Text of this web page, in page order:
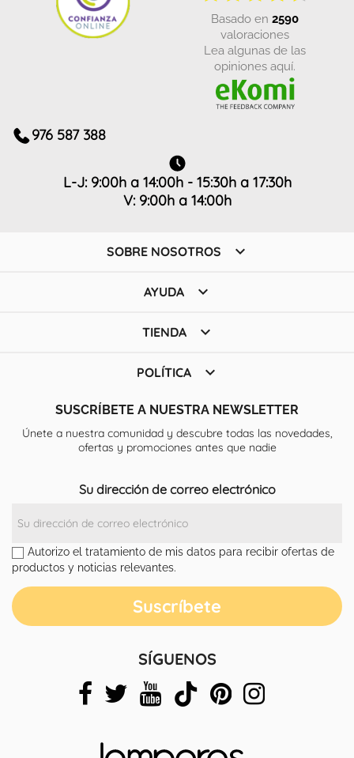
basado en 2590
valoraciones
Lea algunas de las
opiniones aquí.
976 587 388
L-J: 9:00h a 14:00h - 15:30h a 17:30h
V: 9:00h a 14:00h
SOBRE NOSOTROS 
AYUDA 
TIENDA 
POLÍTICA 
SUSCRÍBETE A NUESTRA NEWSLETTER
Únete a nuestra comunidad y descubre todas las novedades,
ofertas y promociones antes que nadie
Su dirección de correo electrónico
Autorizo el tratamiento de mis datos para recibir ofertas de
productos y noticias relevantes.
SÍGUENOS